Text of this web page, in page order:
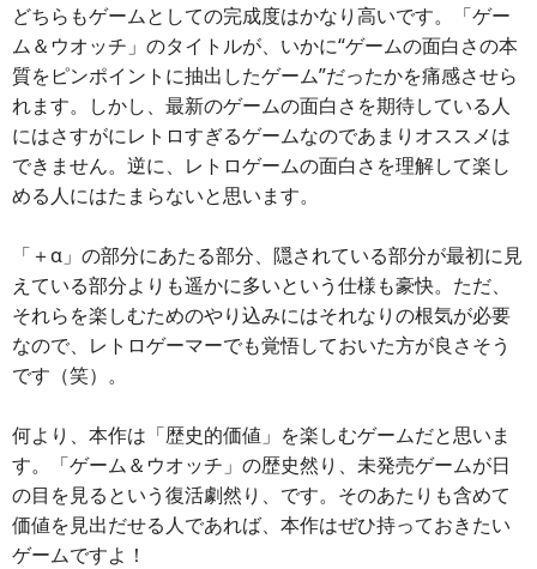
どちらもゲームとしての完成度はかなり高いです。「ゲー
ム＆ウオッチ」のタイトルが、いかに“ゲームの面白さの本
質をピンポイントに抽出したゲーム”だったかを痛感させら
れます。しかし、最新のゲームの面白さを期待している人
にはさすがにレトロすぎるゲームなのであまりオススメは
できません。逆に、レトロゲームの面白さを理解して楽し
める人にはたまらないと思います。
「＋α」の部分にあたる部分、隠されている部分が最初に見
えている部分よりも遥かに多いという仕様も豪快。ただ、
それらを楽しむためのやり込みにはそれなりの根気が必要
なので、レトロゲーマーでも覚悟しておいた方が良さそう
です（笑）。
何より、本作は「歴史的価値」を楽しむゲームだと思いま
す。「ゲーム＆ウオッチ」の歴史然り、未発売ゲームが日
の目を見るという復活劇然り、です。そのあたりも含めて
価値を見出だせる人であれば、本作はぜひ持っておきたい
ゲームですよ！